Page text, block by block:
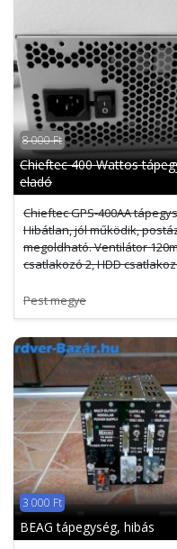
8 000 Ft
Chieftec 400 Wattos
eladó
Chieftec GPS-400AA
Hibátlan, jól működik,
megoldható. Ventilátor
csatlakozó 2, HDD
Pest megye
3 000 Ft
BEAG tápegység, hibás